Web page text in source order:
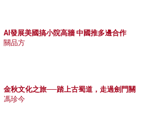
AI發展美國搞小院高牆 中國推多邊合作
關品方
金秋文化之旅──踏上古蜀道，走過劍門關
馮珍今